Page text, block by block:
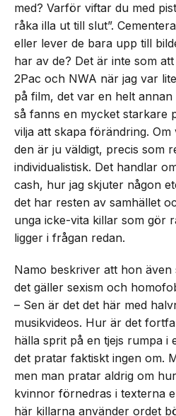
med? Varför viftar du med
råka illa ut till slut”.
eller lever de bara upp till
har av de? Det är inte som
2Pac och NWA när jag var
på film, det var en helt
så fanns en mycket starkare
vilja att skapa förändring.
den är ju väldigt, precis som
individualistisk. Det handlar
cash, hur jag skjuter någon
det har resten av samhället
unga icke-vita killar som gör
ligger i frågan redan.
Namo beskriver att hon
det gäller sexism och
– Sen är det det här med
musikvideos. Hur är det
hälla sprit på en tjejs rumpa i
det pratar faktiskt ingen om.
men man pratar aldrig om hur
kvinnor förnedras i texterna
här killarna använder ordet